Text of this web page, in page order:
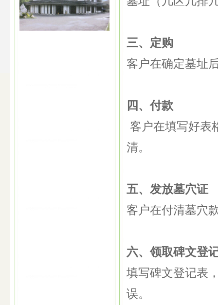
三、定购
客户在确定墓址
四、付款
客户在填写好表
清。
五、发放墓穴证
客户在付清墓穴
六、领取碑文登
填写碑文登记表
误。